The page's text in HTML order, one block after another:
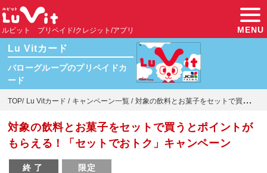
ルビット プリペイド/クレジット/アプリ MENU
Lu Vitカード
バローグループのプリペイドカ
ード
TOP Lu Vitカード キャンペーン一覧 対象の飲料とお菓子をセットで買うとポイン...
対象の飲料とお菓子をセットで買うとポイントが
もらえる！「セットでおトク」キャンペーン
終了 限定